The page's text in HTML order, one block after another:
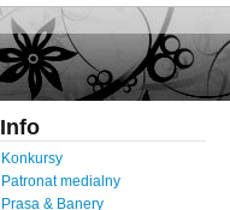
Info
Konkursy
Patronat medialny
Prasa & Banery